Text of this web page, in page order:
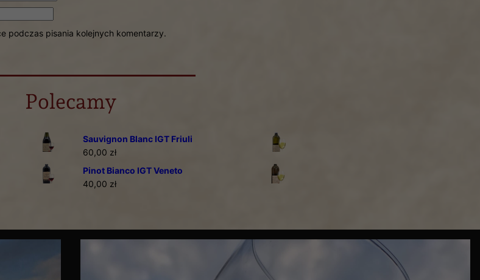
podczas pisania kolejnych komentarzy.
Polecamy
Sauvignon Blanc IGT Friuli
60,00 zł
Pinot Bianco IGT Veneto
40,00 zł